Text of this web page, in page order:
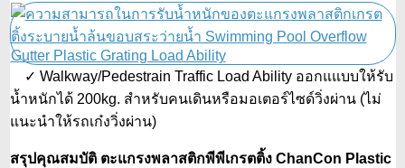
✓ Walkway/Pedestrain Traffic Load Ability ออกแแบบให้รับ
น้ำหนักได้ 200kg. สำหรับคนเดินหรือมอเตอร์ไซด์วิ่งผ่าน (ไม่
แนะนำให้รถเก๋งวิ่งผ่าน)
สรุปคุณสมบัติ ตะแกรงพลาสติกพีพีเกรตติ้ง ChanCon Plastic